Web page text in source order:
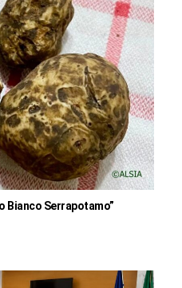
Bianco Serrapotamo”